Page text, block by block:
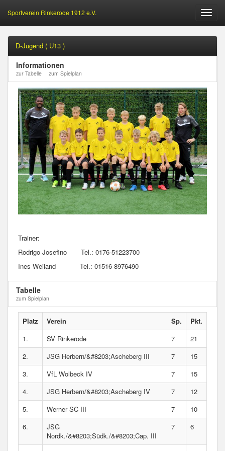
Öffne
Sportverein Rinkerode 1912 e.V.
D-Jugend ( U13 )
Informationen
zur Tabelle zum Spielplan
Trainer:
Rodrigo Josefino Tel.: 0176-51223700
Ines Weiland Tel.: 01516-8976490
Tabelle
zum Spielplan
Platz Verein Sp.
Pkt.
1.
SV Rinkerode 7
21
2.
JSG Herbern/&#8203;Ascheberg III 7
15
3.
VfL Wolbeck IV 7
15
4.
JSG Herbern/&#8203;Ascheberg IV 7
12
5.
Werner SC III 7
10
6.
JSG
Nordk./&#8203;Südk./&#8203;Cap. III
7 6